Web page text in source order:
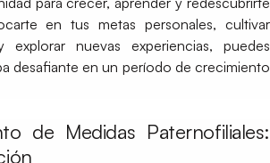
en tus metas personales, cultivar
explorar nuevas experiencias, puedes
desafiante en un período de crecimiento
de Medidas Paternofiliales: